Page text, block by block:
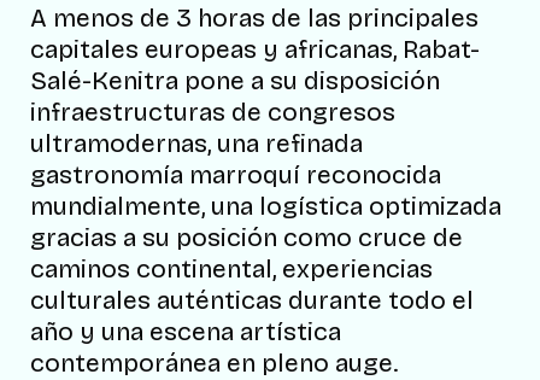
A menos de 3 horas de las principales
capitales europeas y africanas, Rabat-
Salé-Kenitra pone a su disposición
infraestructuras de congresos
ultramodernas, una refinada
gastronomía marroquí reconocida
mundialmente, una logística optimizada
gracias a su posición como cruce de
caminos continental, experiencias
culturales auténticas durante todo el
año y una escena artística
contemporánea en pleno auge.